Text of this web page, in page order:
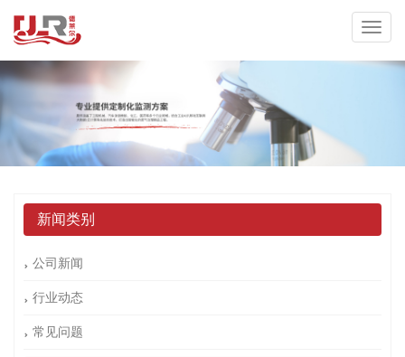
新闻类别
公司新闻
行业动态
常见问题